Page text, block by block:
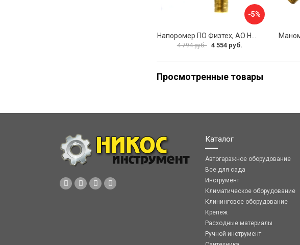
-5%
4 794 руб. 4 554 руб.
Просмотренные товары
Каталог
Автогаражное оборудование
Все для сада
Инструмент
Климатическое оборудование
Клининговое оборудование
Крепеж
Расходные материалы
Ручной инструмент